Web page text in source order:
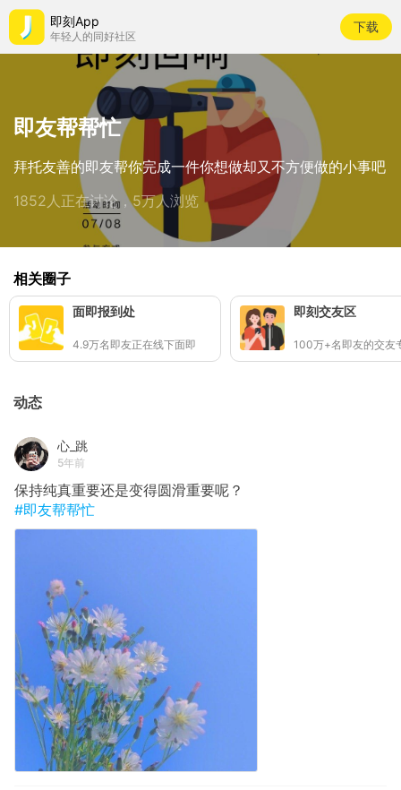
即刻App
年轻人的同好社区
下载
即友帮帮忙
拜托友善的即友帮你完成一件你想做却又不方便做的小事吧
1852人正在讨论，5万人浏览
相关圈子
面即报到处
4.9万名即友正在线下面即
即刻交友区
100万+名即友的交友
动态
心_跳
5年前
保持纯真重要还是变得圆滑重要呢？
#即友帮帮忙